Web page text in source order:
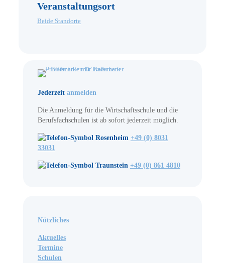
Veranstaltungsort
Beide Standorte
Jederzeit anmelden
Die Anmeldung für die Wirtschaftsschule und die
Berufsfachschulen ist ab sofort jederzeit möglich.
Rosenheim +49 (0) 8031
33031
Traunstein +49 (0) 861 4810
Nützliches
Aktuelles
Termine
Schulen